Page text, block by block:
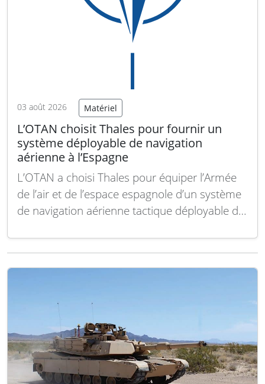
03 août 2026 Matériel
L’OTAN choisit Thales pour fournir un
système déployable de navigation
aérienne à l’Espagne
L’OTAN a choisi Thales pour équiper l’Armée
de l’air et de l’espace espagnole d’un système
de navigation aérienne tactique déployable de
l’Agence de soutien et d’acquisition de l’OTAN